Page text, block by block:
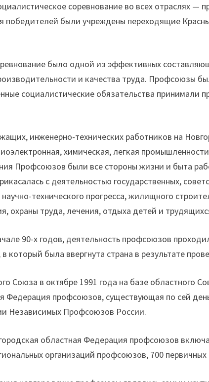
соревнование во всех отраслях —
победителей были учреждены переходящие
было одной из эффективных
и качества труда. Профсоюзы
социалистические обязательства принимали
инженерно-технических работников на
химическая, легкая
Профсоюзов были все стороны жизни и быта
с деятельностью государственных,
технического прогресса, жилищного
охраны труда, лечения, отдыха детей и
90-х годов, деятельность профсоюзов
который была ввергнута страна в результате
Союза в октябре 1991 года на базе областного
Федерация профсоюзов, существующая по сей
Независимых Профсоюзов России.
областная Федерация профсоюзов
организаций профсоюзов, 700